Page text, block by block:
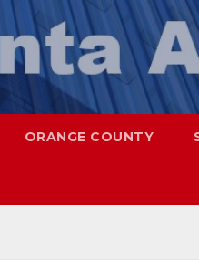
ORANGE COUNTY